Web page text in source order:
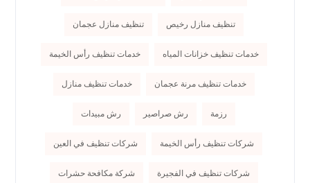
تنظيف منازل رخيص تنظيف منازل عجمان
خدمات تنظيف خزانات المياه خدمات تنظيف رأس الخيمة
خدمات تنظيف مرنة عجمان خدمات تنظيف منازل
رزمة رش صراصير رش مبيدات
شركات تنظيف رأس الخيمة شركات تنظيف في العين
شركات تنظيف في الفجيرة شركة مكافحة حشرات